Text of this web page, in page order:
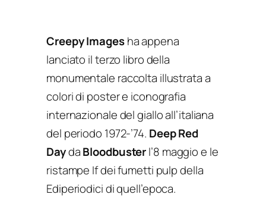
Creepy Imagesha appena
lanciato il terzo libro della
monumentale raccolta illustrata a
colori di poster e iconografia
internazionale del giallo all’italiana
del periodo 1972-’74. Deep Red
DaydaBloodbusterl’8 maggio e le
ristampe If dei fumetti pulp della
Ediperiodici di quell’epoca.